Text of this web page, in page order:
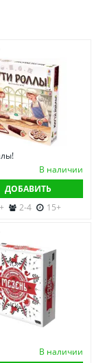
В наличии
ДОБАВИТЬ
2-4 15+
В наличии